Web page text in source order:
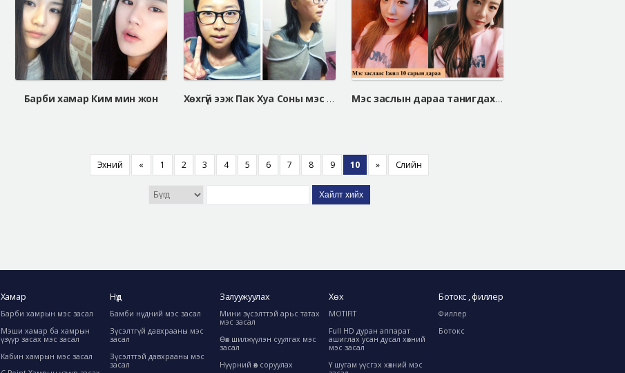
Барби хамар Ким мин жон Хөхгүй ээж Пак Хуа Соны мэс засал хийх болсон шалтгаан Мэс заслын дараа танигдахааргүй өөрчлөгдсөн Со Юү Ри
Эхний « 1 2 3 4 5 6 7 8 9 10 » Сүүлийн
Хайлт хийх
Хамар
Барби хамрын мэс засал
Мэши хамар ба хамрын
үзүүр засах мэс засал
Кабин хамрын мэс засал
Нүд
Бамби нүдний мэс засал
Зүсэлтгүй давхрааны мэс
засал
Зүсэлттэй давхрааны мэс
засал
Залуужуулах
Мини зүсэлттэй арьс татах
мэс засал
Өөх шилжүүлэн суулгах мэс
засал
Нүүрний өөх соруулах
Хөх
MOTIFIT
Full HD дуран аппарат
ашиглах усан дусал хөхний
мэс засал
Y шугам үүсгэх хөхний мэс
Ботокс , филлер
Филлер
Ботокс